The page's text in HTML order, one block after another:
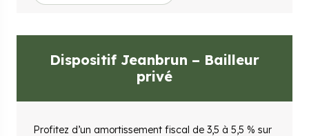
Dispositif Jeanbrun – Bailleur
privé
Profitez d’un amortissement fiscal de 3,5 à 5,5 % sur